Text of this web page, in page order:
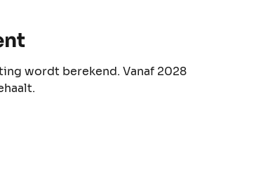
wordt berekend. Vanaf 2028